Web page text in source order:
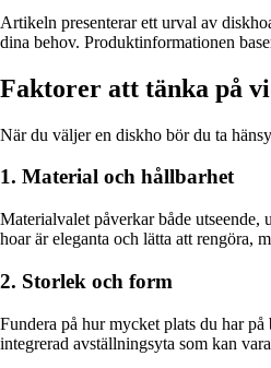
Artikeln presenterar ett urval av
dina behov. Produktinformationen
Faktorer att tänka på
När du väljer en diskho bör du ta
1. Material och hållbarhet
Materialvalet påverkar både
hoar är eleganta och lätta att rengöra,
2. Storlek och form
Fundera på hur mycket plats du har
integrerad avställningsyta som kan